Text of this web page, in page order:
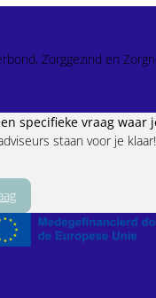
Zorggezind en
specifieke vraag waar
staan voor je klaar!